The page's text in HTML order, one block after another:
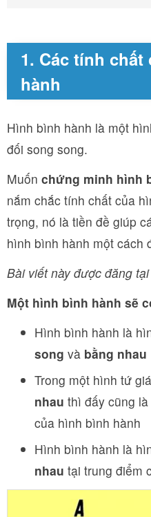
1. Các tính
hành
Hình bình hành là một
đối song song.
Muốn chứng minh hình
nắm chắc tính chất của
trọng, nó là tiền đề giúp
hình bình hành một cách
Bài viết này được đăng
Một hình bình hành sẽ
Hình bình hành là
song và bằng nhau
Trong một hình tứ
nhau thì đấy cũng
của hình bình hành
Hình bình hành là
nhau tại trung điểm